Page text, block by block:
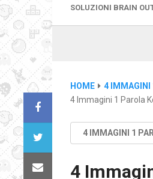
SOLUZIONI BRAIN
HOME
4 IMMAGINI
4 Immagini 1 Parola
4 IMMAGINI 1
4